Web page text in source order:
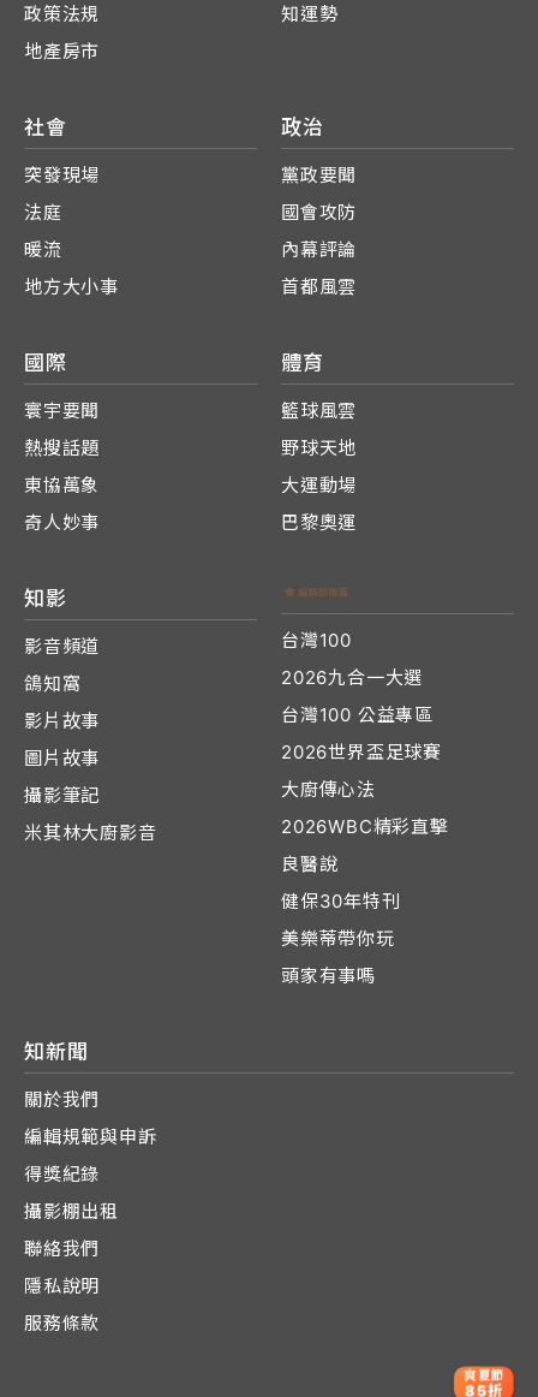
政策法規
地產房市
知運勢
社會
突發現場
法庭
暖流
地方大小事
政治
黨政要聞
國會攻防
內幕評論
首都風雲
國際
寰宇要聞
熱搜話題
東協萬象
奇人妙事
體育
籃球風雲
野球天地
大運動場
巴黎奧運
知影
影音頻道
鴿知窩
影片故事
圖片故事
攝影筆記
米其林大廚影音
台灣100
2026九合一大選
台灣100 公益專區
2026世界盃足球賽
大廚傳心法
2026WBC精彩直擊
良醫說
健保30年特刊
美樂蒂帶你玩
頭家有事嗎
知新聞
關於我們
編輯規範與申訴
得獎紀錄
攝影棚出租
聯絡我們
隱私說明
服務條款
爽夏節
85折